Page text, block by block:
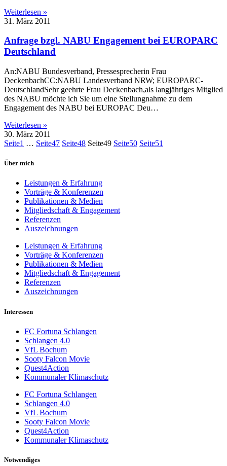
Weiterlesen »
31. März 2011
Anfrage bzgl. NABU Engagement bei EUROPARC
Deutschland
An:NABU Bundesverband, Pressesprecherin Frau
DeckenbachCC:NABU Landesverband NRW; EUROPARC-
DeutschlandSehr geehrte Frau Deckenbach,als langjähriges Mitglied
des NABU möchte ich Sie um eine Stellungnahme zu dem
Engagement des NABU bei EUROPAC Deu…
Weiterlesen »
30. März 2011
Seite1 … Seite47 Seite48 Seite49 Seite50 Seite51
Über mich
Leistungen & Erfahrung
Vorträge & Konferenzen
Publikationen & Medien
Mitgliedschaft & Engagement
Referenzen
Auszeichnungen
Leistungen & Erfahrung
Vorträge & Konferenzen
Publikationen & Medien
Mitgliedschaft & Engagement
Referenzen
Auszeichnungen
Interessen
FC Fortuna Schlangen
Schlangen 4.0
VfL Bochum
Sooty Falcon Movie
Quest4Action
Kommunaler Klimaschutz
FC Fortuna Schlangen
Schlangen 4.0
VfL Bochum
Sooty Falcon Movie
Quest4Action
Kommunaler Klimaschutz
Notwendiges